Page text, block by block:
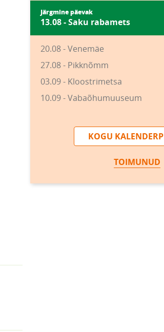
Järgmine päevak
13.08 - Saku rabamets
20.08 - Venemäe
27.08 - Pikknõmm
03.09 - Kloostrimetsa
10.09 - Vabaõhumuuseum
KOGU
TOIMUNUD